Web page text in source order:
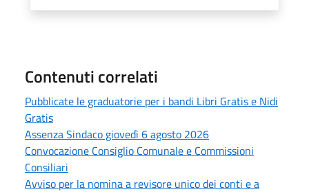
Contenuti correlati
Pubblicate le graduatorie per i bandi Libri Gratis e Nidi
Gratis
Assenza Sindaco giovedì 6 agosto 2026
Convocazione Consiglio Comunale e Commissioni
Consiliari
Avviso per la nomina a revisore unico dei conti e a